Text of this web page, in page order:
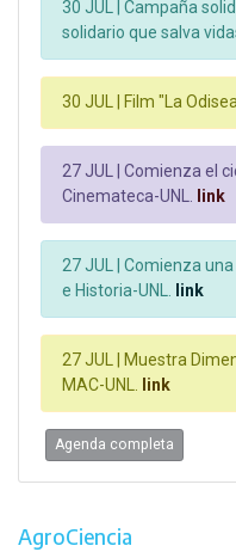
30 JUL |
Campaña
solidario que salva
30 JUL | Film "La
27 JUL |
Comienza el
Cinemateca-UNL.
link
27 JUL |
Comienza una
e Historia-UNL.
link
27 JUL |
Muestra
MAC-UNL.
link
Agenda completa
AgroCiencia